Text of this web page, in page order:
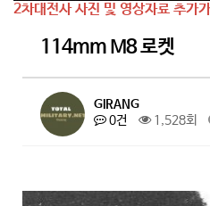
2차대전사 사진 및 영상자료 추가
114mm M8 로켓
GIRANG
0건
1,528회